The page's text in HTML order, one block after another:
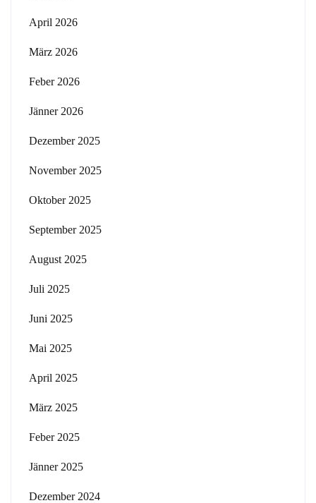
April 2026
März 2026
Feber 2026
Jänner 2026
Dezember 2025
November 2025
Oktober 2025
September 2025
August 2025
Juli 2025
Juni 2025
Mai 2025
April 2025
März 2025
Feber 2025
Jänner 2025
Dezember 2024